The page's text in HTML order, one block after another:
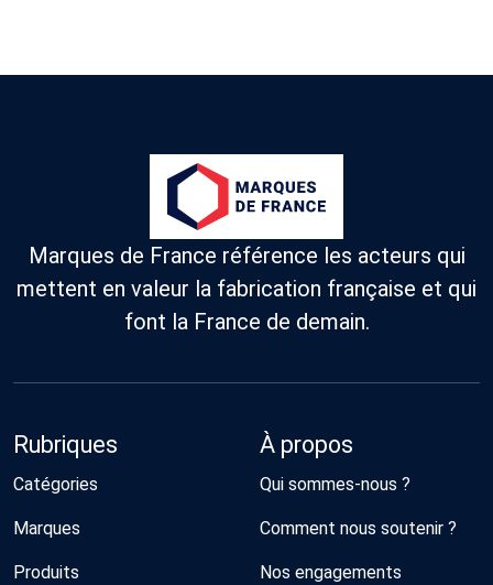
Marques de France référence les acteurs qui
mettent en valeur la fabrication française et qui
font la France de demain.
Rubriques
Catégories
Marques
Produits
À propos
Qui sommes-nous ?
Comment nous soutenir ?
Nos engagements